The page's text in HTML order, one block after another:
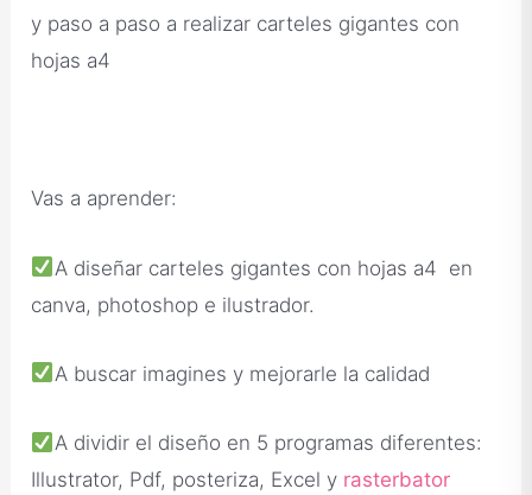
y paso a paso a realizar carteles gigantes con
hojas a4
Vas a aprender:
A diseñar carteles gigantes con hojas a4 en
canva, photoshop e ilustrador.
A buscar imagines y mejorarle la calidad
A dividir el diseño en 5 programas diferentes:
Illustrator, Pdf, posteriza, Excel y rasterbator